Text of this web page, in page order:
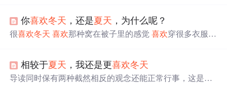
于消耗，光吃不动，都会长胖。冬天跑步不单单是防止脂
肪堆积，还能让身体得到更好的锻炼，增强免疫力。冬天
血管更加收缩，使得血...
你喜欢冬天 ，还是夏天 ，为什么呢？
很喜欢冬天 喜欢那种窝在被子里的感觉喜欢穿很多衣服的
短的假期 把床上的被子铺的软软的 窝在里面 有时候早上
醒来也喜欢躺着不起来 在被子里看看书看看手机 有时候无
相较于夏天 ，我还是更喜欢冬天
导读同时保有两种截然相反的观念还能正常行事，这是第